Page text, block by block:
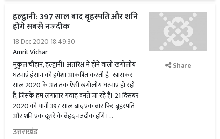
हल्द्वानी: 397 साल बाद बृहस्पति और शनि
होंगे सबसे नजदीक
18 Dec 2020 18:49:30
Amrit Vichar
मुकुल चौहान, हल्द्वानी। अंतरिक्ष में होने वाली खगोलीय
घटनाएं इंसान को हमेशा आकर्षित करती हैं। खासकर
साल 2020 के अंत तक ऐसी खगोलीय घटनाएं हो रही
हैं, जिसके हम लगातार गवाह बनते जा रहे हैं। 21 दिसंबर
2020 को यानी 397 साल बाद एक बार फिर बृहस्पति
और शनि एक दूसरे के बेहद नजदीक होंगे। …
उत्तराखंड
Share